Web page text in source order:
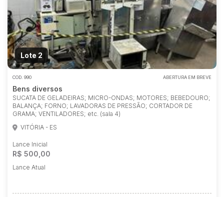
Lote 2
COD. 990 ABERTURA EM BREVE
Bens diversos
SUCATA DE GELADEIRAS; MICRO-ONDAS; MOTORES; BEBEDOURO;
BALANÇA; FORNO; LAVADORAS DE PRESSÃO; CORTADOR DE
GRAMA; VENTILADORES; etc. (sala 4)
VITÓRIA - ES
Lance Inicial
R$ 500,00
Lance Atual